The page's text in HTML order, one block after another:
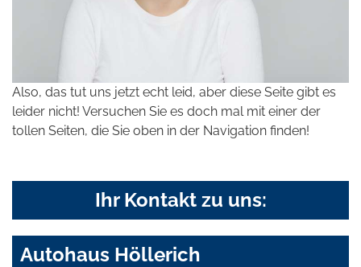
Also, das tut uns jetzt echt leid, aber diese Seite gibt es
leider nicht! Versuchen Sie es doch mal mit einer der
tollen Seiten, die Sie oben in der Navigation finden!
Ihr Kontakt zu uns:
Autohaus Höllerich